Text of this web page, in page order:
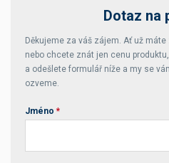
Dotaz na
Děkujeme za váš zájem. Ať už
nebo chcete znát jen cenu
a odešlete formulář níže a my se
ozveme.
Jméno *